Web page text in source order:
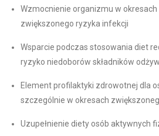
Wzmocnienie organizmu w okresach
zwiększonego ryzyka infekcji
Wsparcie podczas stosowania diet
ryzyko niedoborów składników
Element profilaktyki zdrowotnej dla
szczególnie w okresach
Uzupełnienie diety osób aktywnych